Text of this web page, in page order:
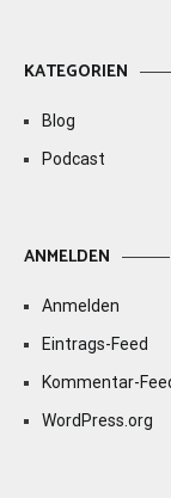
KATEGORIEN
Blog
Podcast
ANMELDEN
Anmelden
Eintrags-Feed
Kommentar-
WordPress.org